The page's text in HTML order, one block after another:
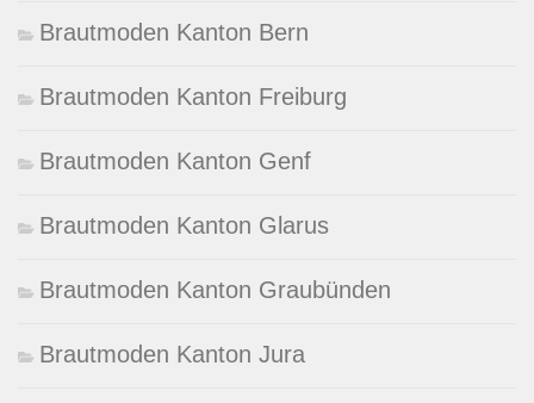
Brautmoden Kanton Bern
Brautmoden Kanton Freiburg
Brautmoden Kanton Genf
Brautmoden Kanton Glarus
Brautmoden Kanton Graubünden
Brautmoden Kanton Jura